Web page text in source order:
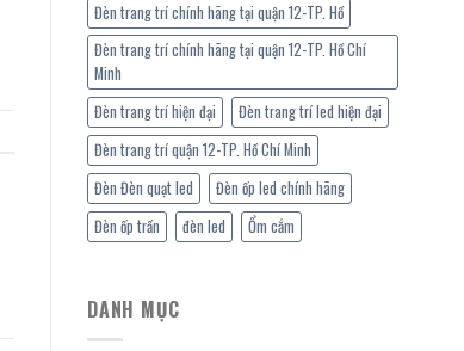
Đèn trang trí chính hãng tại quận 12-TP. Hồ
Đèn trang trí chính hãng tại quận 12-TP. Hồ Chí
Minh
Đèn trang trí hiện đại
Đèn trang trí led hiện đại
Đèn trang trí quận 12-TP. Hồ Chí Minh
Đèn Đèn quạt led
Đèn ốp led chính hãng
Đèn ốp trần
đèn led Ổm cắm
DANH MỤC